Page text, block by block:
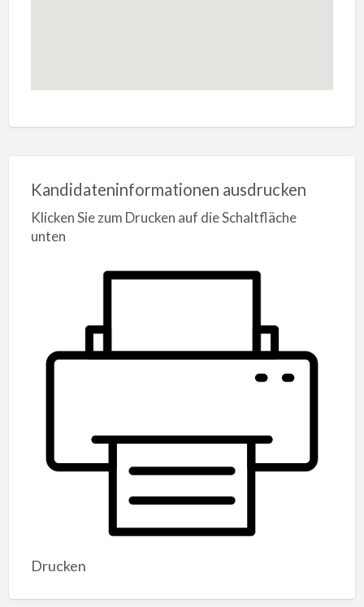
Kandidateninformationen ausdrucken
Klicken Sie zum Drucken auf die Schaltfläche
unten
Drucken